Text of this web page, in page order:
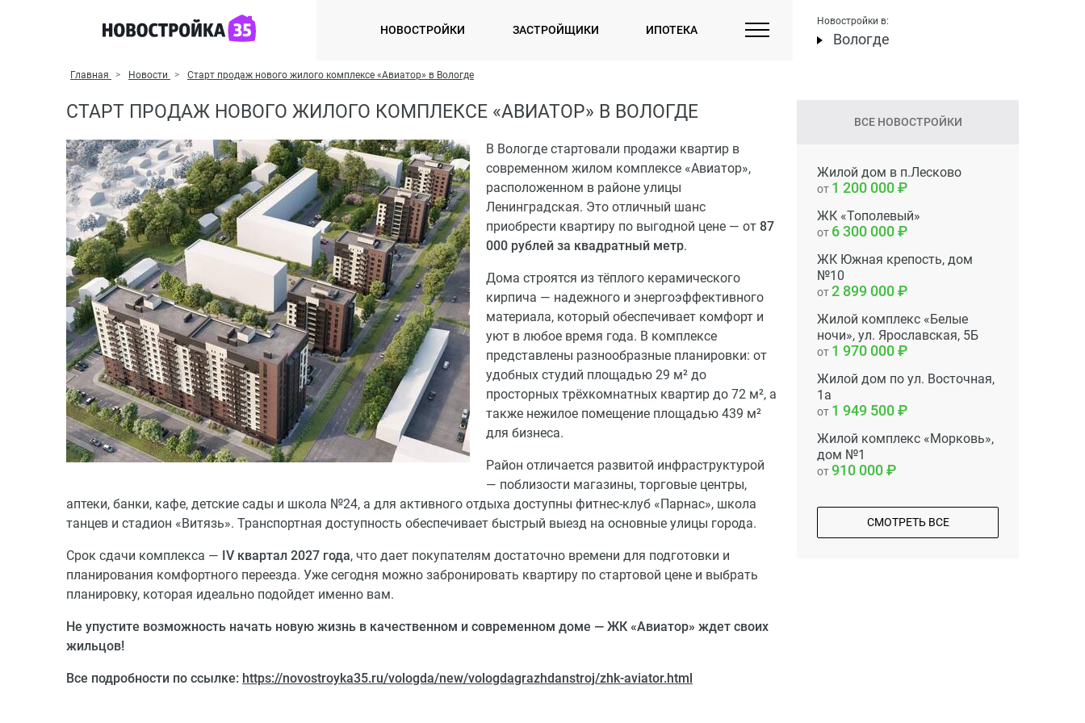
НОВОСТРОЙКИ ЗАСТРОЙЩИКИ ИПОТЕКА
Новостройки в:
Вологде
Главная Новости Старт продаж нового жилого комплексе «Авиатор» в Вологде
СТАРТ ПРОДАЖ НОВОГО ЖИЛОГО КОМПЛЕКСЕ «АВИАТОР» В ВОЛОГДЕ
В Вологде стартовали продажи квартир в
современном жилом комплексе «Авиатор»,
расположенном в районе улицы
Ленинградская. Это отличный шанс
приобрести квартиру по выгодной цене — от 87
000 рублей за квадратный метр.
Дома строятся из тёплого керамического
кирпича — надежного и энергоэффективного
материала, который обеспечивает комфорт и
уют в любое время года. В комплексе
представлены разнообразные планировки: от
удобных студий площадью 29 м² до
просторных трёхкомнатных квартир до 72 м², а
также нежилое помещение площадью 439 м²
для бизнеса.
Район отличается развитой инфраструктурой
— поблизости магазины, торговые центры,
аптеки, банки, кафе, детские сады и школа №24, а для активного отдыха доступны фитнес-клуб «Парнас», школа
танцев и стадион «Витязь». Транспортная доступность обеспечивает быстрый выезд на основные улицы города.
Срок сдачи комплекса — IV квартал 2027 года, что дает покупателям достаточно времени для подготовки и
планирования комфортного переезда. Уже сегодня можно забронировать квартиру по стартовой цене и выбрать
планировку, которая идеально подойдет именно вам.
Не упустите возможность начать новую жизнь в качественном и современном доме — ЖК «Авиатор» ждет своих
жильцов!
Все подробности по ссылке: https://novostroyka35.ru/vologda/new/vologdagrazhdanstroj/zhk-aviator.html
ВСЕ НОВОСТРОЙКИ
Жилой дом в п.Лесково
от 1 200 000
ЖК «Тополевый»
от 6 300 000
ЖК Южная крепость, дом
№10
от2 899 000
Жилой комплекс «Белые
ночи», ул. Ярославская, 5Б
от 1 970 000
Жилой дом по ул. Восточная,
1а
от 1 949 500
Жилой комплекс «Морковь»,
дом №1
от910 000
СМОТРЕТЬ ВСЕ